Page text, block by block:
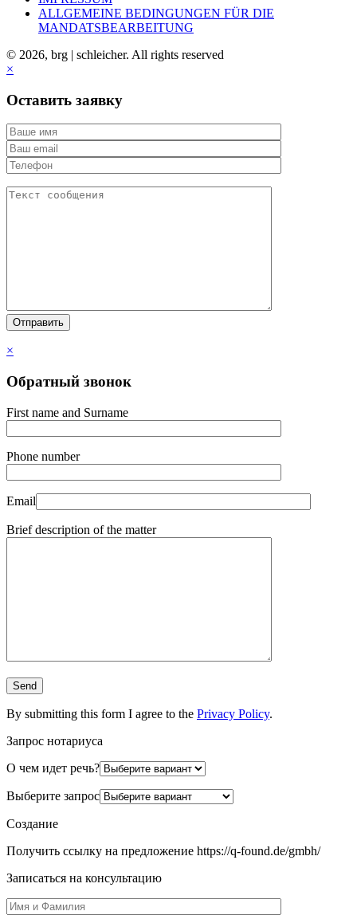
ALLGEMEINE BEDINGUNGEN FÜR DIE
MANDATSBEARBEITUNG
© 2026, brg | schleicher. All rights reserved
×
Оставить заявку
×
Обратный звонок
First name and Surname
Phone number
Email
Brief description of the matter
By submitting this form I agree to the Privacy Policy.
Запрос нотариуса
О чем идет речь?
Выберите запрос
Создание
Получить ссылку на предложение https://q-found.de/gmbh/
Записаться на консультацию